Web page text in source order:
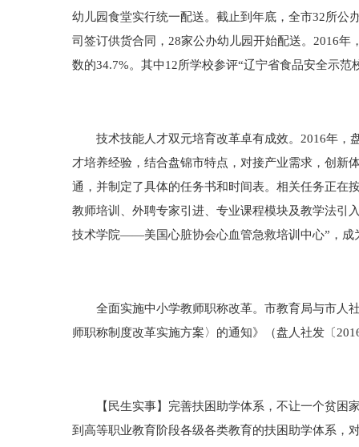
幼儿园食堂实行统一配送。截止到年底，全市32所公
司签订供货合同，28家公办幼儿园开始配送。2016
数的34.7%。其中12所学校参评“辽宁省食品安全示范
技术技能人才双元培育改革卓有成效。2016年，
才培养经验，结合盘锦市特点，对接产业需求，创新
通，并制定了具体的任务书和时间表。相关任务正在
教师培训、外聘专家引进、专业课程模块及教学法引
技术学院——美国心脏协会心血管急救培训中心”，成
全面实施中小学教师职称改革。市教育局与市人社
师职称制度改革实施方案〉的通知》（盘人社发〔
【民生实事】完善扶困助学体系，不让一个贫困家
到高等职业教育阶段各级各类教育的扶困助学体系，